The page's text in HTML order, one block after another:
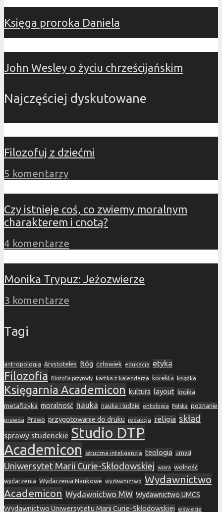
Księga proroka Daniela
John Wesley o życiu chrześcijańskim
Najczęściej dyskutowane
Filozofuj z dziećmi
5 komentarzy
Czy istnieje coś, co zwiemy moralnym
charakterem i cnotą?
4 komentarze
Monika Trypuz: Jeżozwierze
3 komentarze
Tagi
antropologia Arystoteles Bóg człowiek edukacja etyka
Filozofia filozofia przyrody kartka z kalendarza korekta książka
Księgarnia Academicon kultura layout logika
metafizyka moralność nauka nauka i ludzie ontologia Polska poznanie
prawda Prawo przygotowanie do druku redakcja religia skład
sprawy studenckie Studio DTP
Academicon
sztuczna inteligencja teologia umysł
Uniwersytet Marii Curie-Skłodowskiej wiara wolność
wydarzenia Wydarzenia Naukowe wydawnictwo Wydawnictwo
Academicon Wydawnictwo MW Wydawnictwo UMCS
Wydawnictwo Uniwersytetu Marii Curie-Skłodowskiej w świecie